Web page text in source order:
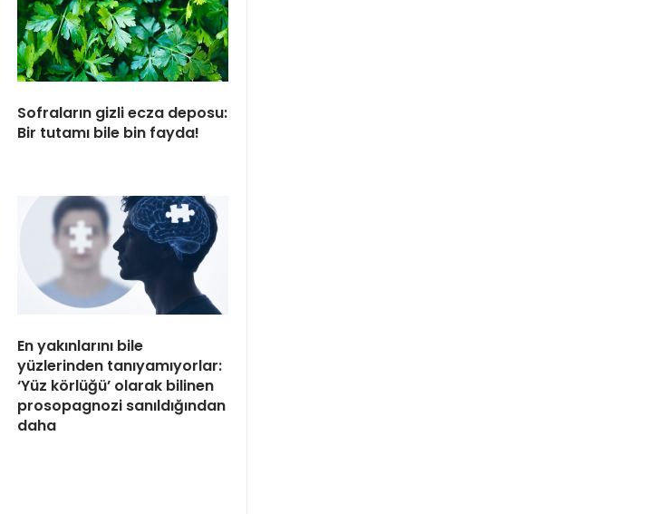
Sofraların gizli ecza deposu:
Bir tutamı bile bin fayda!
En yakınlarını bile
yüzlerinden tanıyamıyorlar:
‘Yüz körlüğü’ olarak bilinen
prosopagnozi sanıldığından
daha